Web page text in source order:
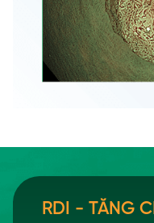
RDI - TĂNG